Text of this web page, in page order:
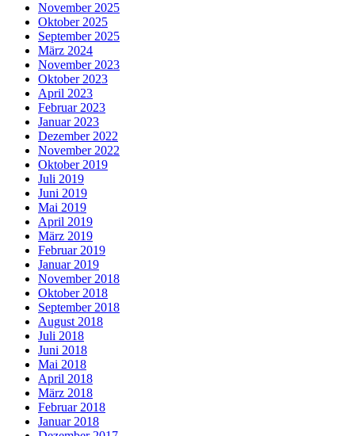
November 2025
Oktober 2025
September 2025
März 2024
November 2023
Oktober 2023
April 2023
Februar 2023
Januar 2023
Dezember 2022
November 2022
Oktober 2019
Juli 2019
Juni 2019
Mai 2019
April 2019
März 2019
Februar 2019
Januar 2019
November 2018
Oktober 2018
September 2018
August 2018
Juli 2018
Juni 2018
Mai 2018
April 2018
März 2018
Februar 2018
Januar 2018